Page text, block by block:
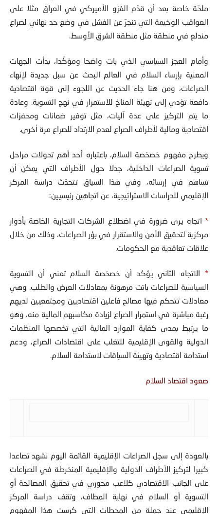
ملحّة خاصة بعد أن قدّم الغزو الأميركي في العراق مثلا على
العواقب الوخيمة التي تنجرّ عن الفشل في وضع حد نهائي لصراع
مندلع في منطقة مثل منطقة الشرق الأوسط.
وأمام العجز السياسي الذي بات واضحا ومؤكّدا، بدأت الجهات
المعنية بإرساء السلام في العالم البحث عن سبل جديدة لإنهاء
الصراعات، ومن هنا جاء الحديث عن اللجوء إلى قوة اقتصادیة
دافعة تؤدي إلى تهيئة المناخ للاستمرار في نهج التسویة. وعادة
ما یتم التركیز على عدة آلیات، مثل توفیر ضمانات ومحفزات
اقتصادیة ومالیة لأطراف الصراع لعدم الارتداد للصراع مرة أخرى.
ويطرح مفهوم خصخصة السلام، باعتباره أحد أهم تحولات مراحل
تسویة الصراعات الداخلیة، جدلا حول الأطراف التي يمكن أن
تساهم في إرسائه، وفي هذا السياق تتحدّث دراسة المركز
الإقليمي للدراسات الاستراتيجية، عن اتجاهين رئیسیین:
* اتجاه يرى ضرورة في اضطلاع الشركات التجاریة الخاصة بأدوار
مركزیة لتحقیق الأمن والاستقرار في بؤر الصراعات، وذلك من خلال
علاقات تعاقدیة مع الحكومات.
* الاتجاه الثاني یؤكد أن خصخصة السلام تعني أن التسویة
السیاسیة للصراعات باتت مرهونة بمعادلات العرض والطلب. وهي
معادلات تتحكم فیها مصالح فاعلین اقتصادیین ومجتمعیین لدیهم
رغبة مباشرة في استمرار الصراع لزیادة مكاسبهم المالیة منه، وهو
ما یرتبط بمدى كفایة الموارد المالیة التي تخصصها المنظمات
الدولیة والقوى الإقلیمیة للتغلب على اقتصادات الصراع، ودعم
استدامة اقتصادیة وتهيئة السیاقات لاستدامة السلام.
صعود اقتصاد السلام
بالعودة إلى سجل الصراعات الإقليمية القائمة اليوم نشهد تصاعدا
كبيرا لتركيز الأطراف الدولية والإقليمية المنخرطة في الصراعات
على الجانب الاقتصادي كلاعب محوري في تحقيق المصالحة أو
التسوية أو السلام في نهاية المطاف، وتقف دراسة المركز
الإقليمي عند جملة من المحطات التي كرست هذا المفهوم